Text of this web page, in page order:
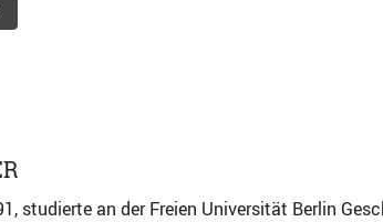
studierte an der Freien Universität Berlin